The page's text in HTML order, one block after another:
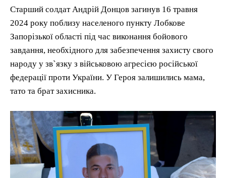
Старший солдат Андрій Донцов загинув 16 травня
2024 року поблизу населеного пункту Лобкове
Запорізької області під час виконання бойового
завдання, необхідного для забезпечення захисту свого
народу у зв`язку з військовою агресією російської
федерації проти України. У Героя залишились мама,
тато та брат захисника.